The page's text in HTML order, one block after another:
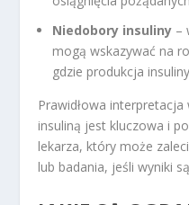
Niedobory insuliny –
mogą wskazywać na
gdzie produkcja
Prawidłowa
insuliną jest kluczowa i
lekarza, który może
lub badania, jeśli wyniki